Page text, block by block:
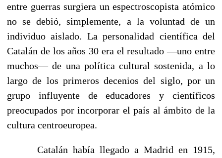
entre guerras surgiera un espectroscopista atómico
no se debió, simplemente, a la voluntad de un
individuo aislado. La personalidad científica del
Catalán de los años 30 era el resultado —uno entre
muchos— de una política cultural sostenida, a lo
largo de los primeros decenios del siglo, por un
grupo influyente de educadores y científicos
preocupados por incorporar el país al ámbito de la
cultura centroeuropea.
Catalán había llegado a Madrid en 1915,